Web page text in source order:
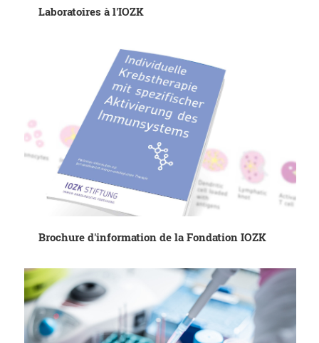
Laboratoires à l'IOZK
Brochure d'information de la Fondation IOZK